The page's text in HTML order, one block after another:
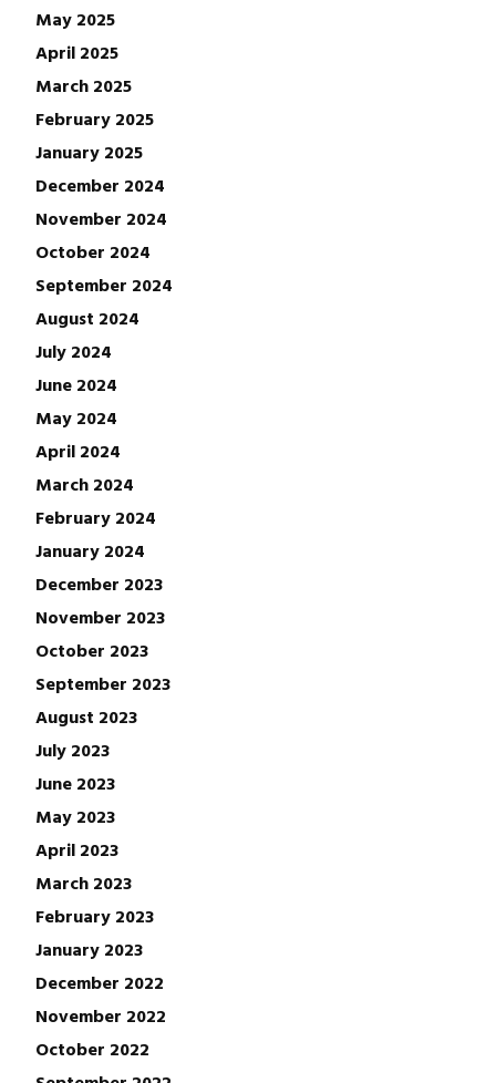
May 2025
April 2025
March 2025
February 2025
January 2025
December 2024
November 2024
October 2024
September 2024
August 2024
July 2024
June 2024
May 2024
April 2024
March 2024
February 2024
January 2024
December 2023
November 2023
October 2023
September 2023
August 2023
July 2023
June 2023
May 2023
April 2023
March 2023
February 2023
January 2023
December 2022
November 2022
October 2022